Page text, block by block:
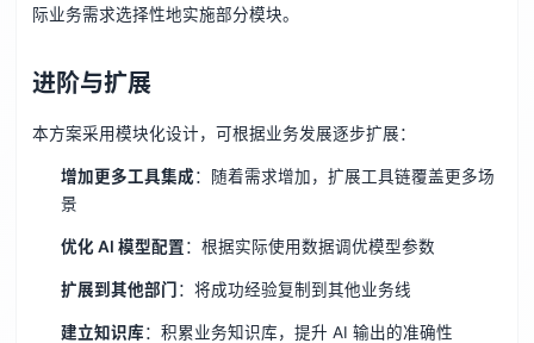
际业务需求选择性地实施部分模块。
进阶与扩展
本方案采用模块化设计，可根据业务发展逐步扩展：
增加更多工具集成：随着需求增加，扩展工具链覆盖更多场
景
优化 AI 模型配置：根据实际使用数据调优模型参数
扩展到其他部门 ：将成功经验复制到其他业务线
建立知识库：积累业务知识库，提升 AI 输出的准确性